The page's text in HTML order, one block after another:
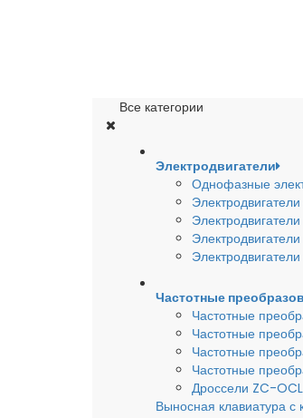
Все категории
Электродвигатели
Однофазные
Частотные
Частотные
Частотные
Частотные
Частотные
Дроссели ZC-
Выносная клавиатура с